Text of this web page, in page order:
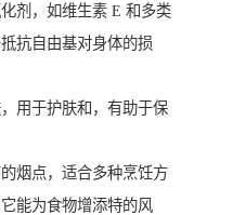
剂，如维生素 E 和多类
抗自由基对身体的损
用于护肤和，有助于保
烟点，适合多种烹饪方
能为食物增添特的风